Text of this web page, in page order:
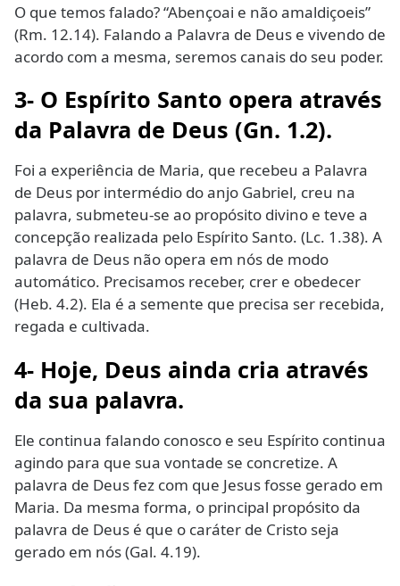
O que temos falado? “Abençoai e não amaldiçoeis”
(Rm. 12.14). Falando a Palavra de Deus e vivendo de
acordo com a mesma, seremos canais do seu poder.
3- O Espírito Santo opera através
da Palavra de Deus (Gn. 1.2).
Foi a experiência de Maria, que recebeu a Palavra
de Deus por intermédio do anjo Gabriel, creu na
palavra, submeteu-se ao propósito divino e teve a
concepção realizada pelo Espírito Santo. (Lc. 1.38). A
palavra de Deus não opera em nós de modo
automático. Precisamos receber, crer e obedecer
(Heb. 4.2). Ela é a semente que precisa ser recebida,
regada e cultivada.
4- Hoje, Deus ainda cria através
da sua palavra.
Ele continua falando conosco e seu Espírito continua
agindo para que sua vontade se concretize. A
palavra de Deus fez com que Jesus fosse gerado em
Maria. Da mesma forma, o principal propósito da
palavra de Deus é que o caráter de Cristo seja
gerado em nós (Gal. 4.19).